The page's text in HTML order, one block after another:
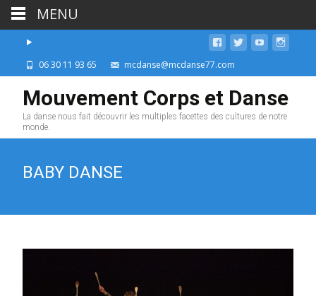
06 30 11 93 65 mcdanse@mcdanse77.com
Mouvement Corps et Danse
La danse nous fait découvrir les multiples facettes des cultures de notre
monde.
BABY DANSE
MENU